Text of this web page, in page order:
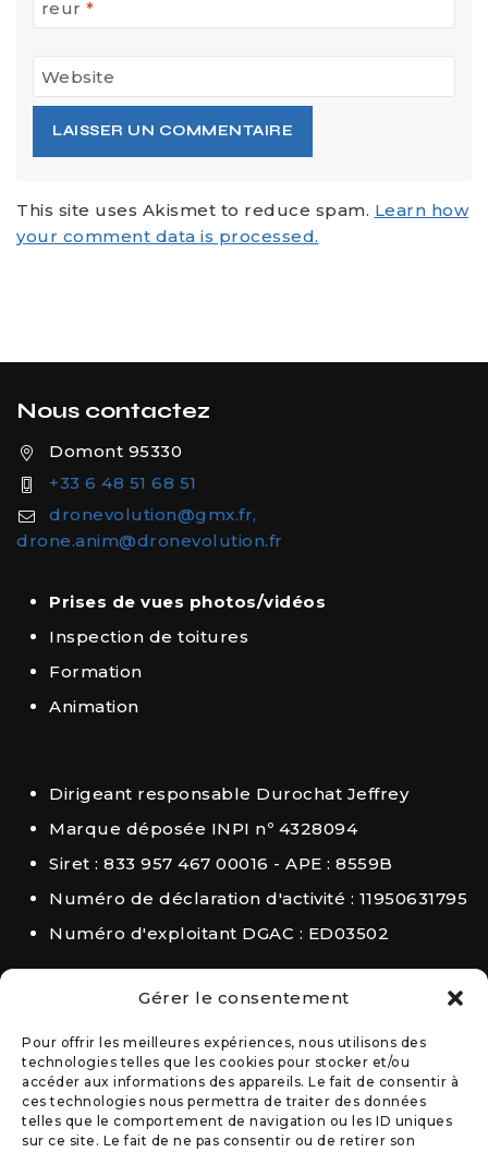
Gérer le consentement
Pour offrir les meilleures expériences, nous utilisons des
technologies telles que les cookies pour stocker et/ou
accéder aux informations des appareils. Le fait de consentir à
ces technologies nous permettra de traiter des données
telles que le comportement de navigation ou les ID uniques
sur ce site. Le fait de ne pas consentir ou de retirer son
reur *
Website
This site uses Akismet to reduce spam. Learn how
your comment data is processed.
Nous contactez
Domont 95330
+33 6 48 51 68 51
dronevolution@gmx.fr,
drone.anim@dronevolution.fr
Prises de vues photos/vidéos
Inspection de toitures
Formation
Animation
Dirigeant responsable Durochat Jeffrey
Marque déposée INPI nº 4328094
Siret : 833 957 467 00016 - APE : 8559B
Numéro de déclaration d'activité : 11950631795
Numéro d'exploitant DGAC : ED03502